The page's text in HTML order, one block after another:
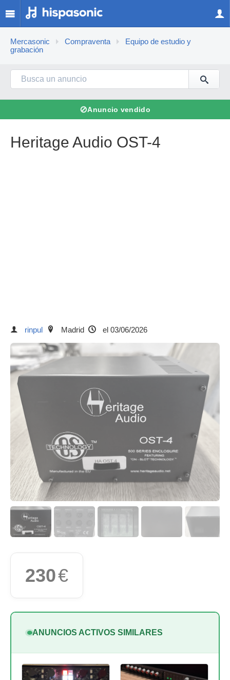
Mercasonic Compraventa
Equipo de estudio y
grabación
⊘Anuncio vendido
Heritage Audio OST-4
rinpul Madrid el 03/06/2026
230€
ANUNCIOS ACTIVOS SIMILARES